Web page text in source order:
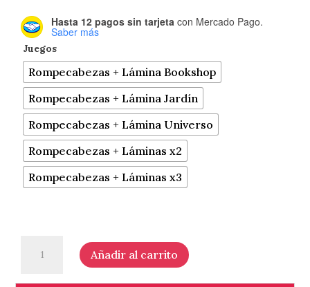
Hasta 12 pagos sin tarjeta con Mercado Pago.
Saber más
Juegos
Rompecabezas + Lámina Bookshop
Rompecabezas + Lámina Jardín
Rompecabezas + Lámina Universo
Rompecabezas + Láminas x2
Rompecabezas + Láminas x3
Añadir al carrito